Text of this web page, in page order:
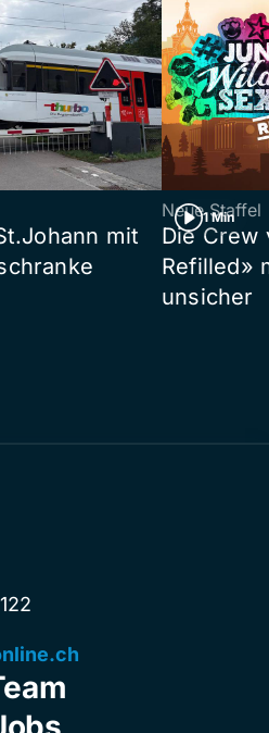
mit
1 Min
Neue Staffel
Die Crew
Refilled»
unsicher